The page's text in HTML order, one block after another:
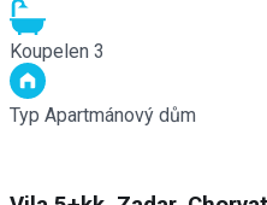
Koupelen 3
Typ Apartmánový dům